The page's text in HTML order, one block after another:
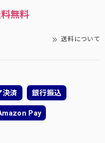
無料
送料について
決済 銀行振込
Pay